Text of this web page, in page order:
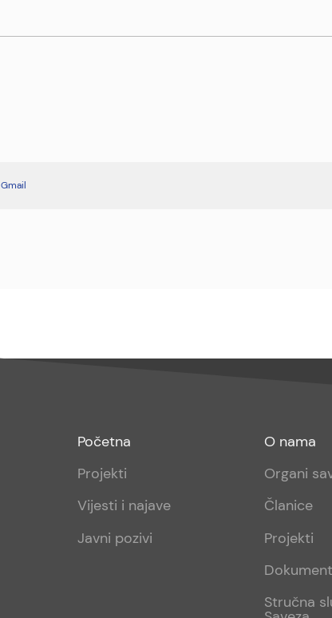
Gmail
Footer
menu
Početna
Projekti
Vijesti i najave
Javni pozivi
Footer
sub
O nama
Organi
Članice
Projekti
Stručna